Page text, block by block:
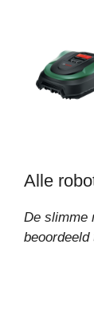
Alle
De slimme